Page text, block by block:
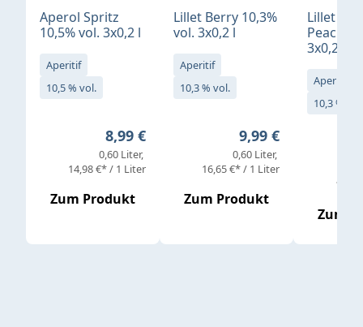
Aperol Spritz
10,5% vol. 3x0,2 l
Aperitif
10,5 % vol.
Regulärer Preis:
8,99 €
0,60 Liter
14,98 €* / 1 Liter
Zum Produkt
Lillet Berry 10,3%
vol. 3x0,2 l
Aperitif
10,3 % vol.
Regulärer Preis:
9,99 €
0,60 Liter
16,65 €* / 1 Liter
Zum Produkt
Lillet
Peach
3x0,2 l
Aperitif
10,3 % vol.
Zum